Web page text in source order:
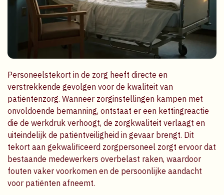
Personeelstekort in de zorg heeft directe en
verstrekkende gevolgen voor de kwaliteit van
patiëntenzorg. Wanneer zorginstellingen kampen met
onvoldoende bemanning, ontstaat er een kettingreactie
die de werkdruk verhoogt, de zorgkwaliteit verlaagt en
uiteindelijk de patiëntveiligheid in gevaar brengt. Dit
tekort aan gekwalificeerd zorgpersoneel zorgt ervoor dat
bestaande medewerkers overbelast raken, waardoor
fouten vaker voorkomen en de persoonlijke aandacht
voor patiënten afneemt.